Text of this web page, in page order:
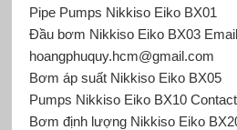
Pipe Pumps Nikkiso Eiko BX01
Đầu bơm Nikkiso Eiko BX03
hoangphuquy.hcm@gmail.com
Bơm áp suất Nikkiso Eiko BX05
Pumps Nikkiso Eiko BX10
Bơm định lượng Nikkiso Eiko